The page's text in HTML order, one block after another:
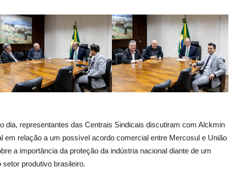
dia, representantes das Centrais Sindicais discutiram com Alckmin
em relação a um possível acordo comercial entre Mercosul e União
a importância da proteção da indústria nacional diante de um
produtivo brasileiro.